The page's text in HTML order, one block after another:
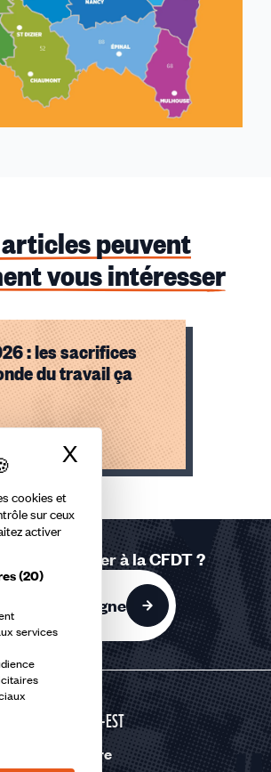
cookies et
sur ceux
activer
(20)
services
X Masquer le
articles peuvent
vous intéresser
: les sacrifices
du travail ça
adhérer à la CFDT ?
J'adhère en ligne
GRAND-EST
Nous suivre